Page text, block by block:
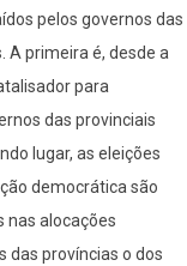
pelos governos das
A primeira é, desde a
para
das provinciais
lugar, as eleições
democrática são
nas alocações
das províncias o dos